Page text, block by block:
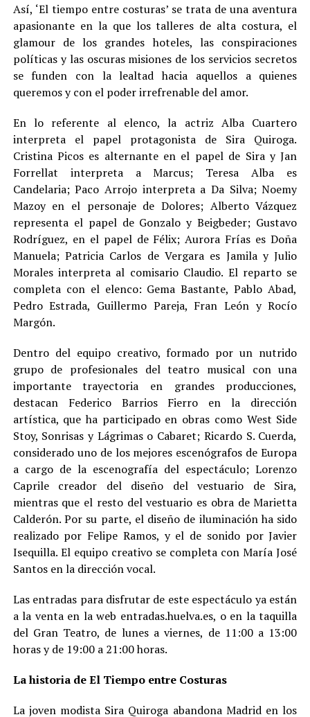
Así, ‘El tiempo entre costuras’ se trata de una aventura
apasionante en la que los talleres de alta costura, el
glamour de los grandes hoteles, las conspiraciones
políticas y las oscuras misiones de los servicios secretos
se funden con la lealtad hacia aquellos a quienes
queremos y con el poder irrefrenable del amor.
En lo referente al elenco, la actriz Alba Cuartero
interpreta el papel protagonista de Sira Quiroga.
Cristina Picos es alternante en el papel de Sira y Jan
Forrellat interpreta a Marcus; Teresa Alba es
Candelaria; Paco Arrojo interpreta a Da Silva; Noemy
Mazoy en el personaje de Dolores; Alberto Vázquez
representa el papel de Gonzalo y Beigbeder; Gustavo
Rodríguez, en el papel de Félix; Aurora Frías es Doña
Manuela; Patricia Carlos de Vergara es Jamila y Julio
Morales interpreta al comisario Claudio. El reparto se
completa con el elenco: Gema Bastante, Pablo Abad,
Pedro Estrada, Guillermo Pareja, Fran León y Rocío
Margón.
Dentro del equipo creativo, formado por un nutrido
grupo de profesionales del teatro musical con una
importante trayectoria en grandes producciones,
destacan Federico Barrios Fierro en la dirección
artística, que ha participado en obras como West Side
Stoy, Sonrisas y Lágrimas o Cabaret; Ricardo S. Cuerda,
considerado uno de los mejores escenógrafos de Europa
a cargo de la escenografía del espectáculo; Lorenzo
Caprile creador del diseño del vestuario de Sira,
mientras que el resto del vestuario es obra de Marietta
Calderón. Por su parte, el diseño de iluminación ha sido
realizado por Felipe Ramos, y el de sonido por Javier
Isequilla. El equipo creativo se completa con María José
Santos en la dirección vocal.
Las entradas para disfrutar de este espectáculo ya están
a la venta en la web entradas.huelva.es, o en la taquilla
del Gran Teatro, de lunes a viernes, de 11:00 a 13:00
horas y de 19:00 a 21:00 horas.
La historia de El Tiempo entre Costuras
La joven modista Sira Quiroga abandona Madrid en los